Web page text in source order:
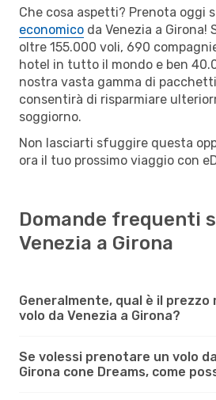
Che cosa aspetti? Prenota oggi
economico da Venezia a Girona!
oltre 155.000 voli, 690
hotel in tutto il mondo e ben
nostra vasta gamma di
consentirà di risparmiare
soggiorno.
Non lasciarti sfuggire questa
ora il tuo prossimo viaggio con
Domande frequenti
Venezia a Girona
Generalmente, qual è il prezzo
volo da Venezia a Girona?
Se volessi prenotare un volo
Girona cone Dreams, come